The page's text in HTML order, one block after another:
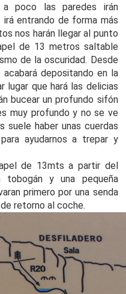
poco las paredes irán
entrando de forma más
nos harán llegar al punto
de 13 metros saltable
de la oscuridad. Desde
depositando en la
lugar que hará las delicias
bucear un profundo sifón
muy profundo y no se ve
suele haber unas cuerdas
ayudarnos a trepar y
de 13mts a partir del
y una pequeña
primero por una senda
retorno al coche.